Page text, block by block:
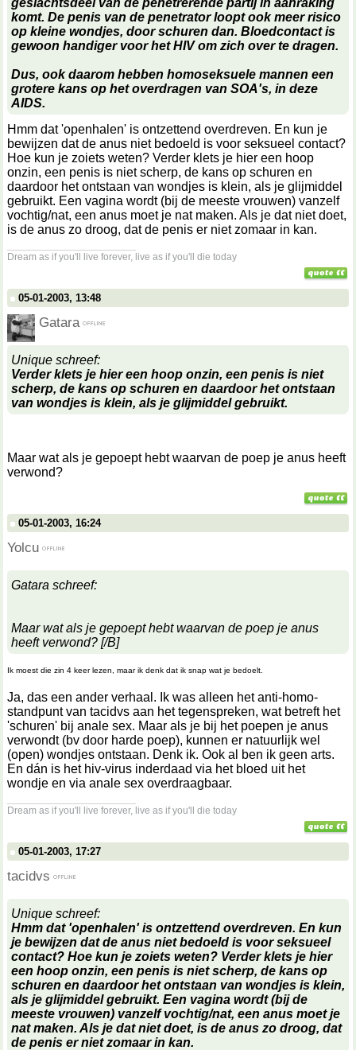
geslachtsdeel van de penetrerende partij in aanraking
komt. De penis van de penetrator loopt ook meer risico
op kleine wondjes, door schuren dan. Bloedcontact is
gewoon handiger voor het HIV om zich over te dragen.
Dus, ook daarom hebben homoseksuele mannen een
grotere kans op het overdragen van SOA's, in deze
AIDS.
Hmm dat 'openhalen' is ontzettend overdreven. En kun je
bewijzen dat de anus niet bedoeld is voor seksueel contact?
Hoe kun je zoiets weten? Verder klets je hier een hoop
onzin, een penis is niet scherp, de kans op schuren en
daardoor het ontstaan van wondjes is klein, als je glijmiddel
gebruikt. Een vagina wordt (bij de meeste vrouwen) vanzelf
vochtig/nat, een anus moet je nat maken. Als je dat niet doet,
is de anus zo droog, dat de penis er niet zomaar in kan.
Dream as if you'll live forever, live as if you'll die today
05-01-2003, 13:48
Gatara
Unique schreef:
Verder klets je hier een hoop onzin, een penis is niet
scherp, de kans op schuren en daardoor het ontstaan
van wondjes is klein, als je glijmiddel gebruikt.
Maar wat als je gepoept hebt waarvan de poep je anus heeft
verwond?
05-01-2003, 16:24
Yolcu
Gatara schreef:
Maar wat als je gepoept hebt waarvan de poep je anus
heeft verwond? [/B]
Ik moest die zin 4 keer lezen, maar ik denk dat ik snap wat je bedoelt.
Ja, das een ander verhaal. Ik was alleen het anti-homo-
standpunt van tacidvs aan het tegenspreken, wat betreft het
'schuren' bij anale sex. Maar als je bij het poepen je anus
verwondt (bv door harde poep), kunnen er natuurlijk wel
(open) wondjes ontstaan. Denk ik. Ook al ben ik geen arts.
En dán is het hiv-virus inderdaad via het bloed uit het
wondje en via anale sex overdraagbaar.
Dream as if you'll live forever, live as if you'll die today
05-01-2003, 17:27
tacidvs
Unique schreef:
Hmm dat 'openhalen' is ontzettend overdreven. En kun
je bewijzen dat de anus niet bedoeld is voor seksueel
contact? Hoe kun je zoiets weten? Verder klets je hier
een hoop onzin, een penis is niet scherp, de kans op
schuren en daardoor het ontstaan van wondjes is klein,
als je glijmiddel gebruikt. Een vagina wordt (bij de
meeste vrouwen) vanzelf vochtig/nat, een anus moet je
nat maken. Als je dat niet doet, is de anus zo droog, dat
de penis er niet zomaar in kan.